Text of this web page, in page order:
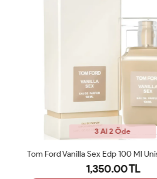
3 Al 2 Öde
Tom Ford Vanilla Sex Edp 100 Ml
1,350.00 TL